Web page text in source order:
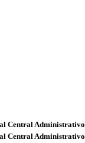
Central Administrativo
Central Administrativo